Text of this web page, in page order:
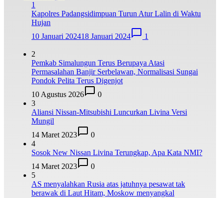
1
Kapolres Padangsidimpuan Turun Atur Lalin di Waktu
Hujan
10 Januari 202418 Januari 2024 1
2
Pemkab Simalungun Terus Berupaya Atasi
Permasalahan Banjir Serbelawan, Normalisasi Sungai
Pondok Pelita Terus Digenjot
10 Agustus 2026
0
3
Aliansi Nissan-Mitsubishi Luncurkan Livina Versi
Mungil
14 Maret 2023
0
4
Sosok New Nissan Livina Terungkap, Apa Kata NMI?
14 Maret 2023
0
5
AS menyalahkan Rusia atas jatuhnya pesawat tak
berawak di Laut Hitam, Moskow menyangkal